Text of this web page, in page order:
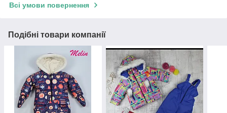
Всі умови повернення
Подібні товари компанії